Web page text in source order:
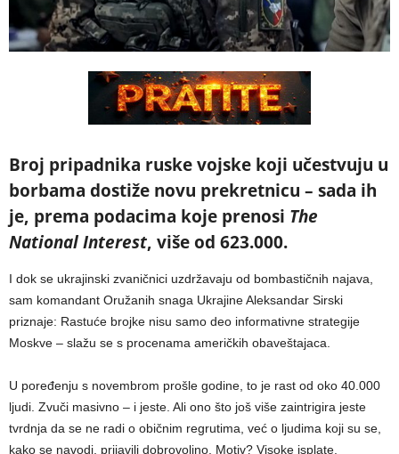
Broj pripadnika ruske vojske koji učestvuju u
borbama dostiže novu prekretnicu – sada ih
je, prema podacima koje prenosi The
National Interest, više od 623.000.
I dok se ukrajinski zvaničnici uzdržavaju od bombastičnih najava,
sam komandant Oružanih snaga Ukrajine Aleksandar Sirski
priznaje: Rastuće brojke nisu samo deo informativne strategije
Moskve – slažu se s procenama američkih obaveštajaca.
U poređenju s novembrom prošle godine, to je rast od oko 40.000
ljudi. Zvuči masivno – i jeste. Ali ono što još više zaintrigira jeste
tvrdnja da se ne radi o običnim regrutima, već o ljudima koji su se,
kako se navodi, prijavili dobrovoljno. Motiv? Visoke isplate.